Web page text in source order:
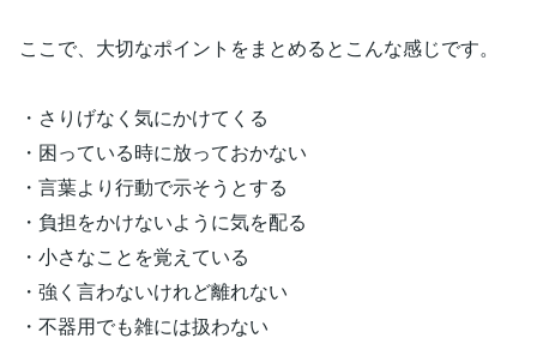
ここで、大切なポイントをまとめるとこんな感じです。
・さりげなく気にかけてくる
・困っている時に放っておかない
・言葉より行動で示そうとする
・負担をかけないように気を配る
・小さなことを覚えている
・強く言わないけれど離れない
・不器用でも雑には扱わない